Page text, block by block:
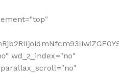
wd_z_index="no"